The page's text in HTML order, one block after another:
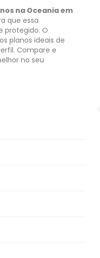
na Oceania em
que essa
protegido. O
planos ideais de
Compare e
no seu